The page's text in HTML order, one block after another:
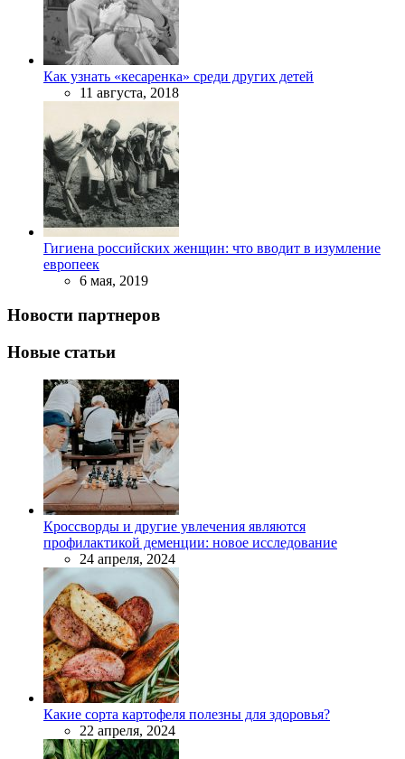
Как узнать «кесаренка» среди других детей
11 августа, 2018
Гигиена российских женщин: что вводит в изумление
европеек
6 мая, 2019
Новости партнеров
Новые статьи
Кроссворды и другие увлечения являются
профилактикой деменции: новое исследование
24 апреля, 2024
Какие сорта картофеля полезны для здоровья?
22 апреля, 2024